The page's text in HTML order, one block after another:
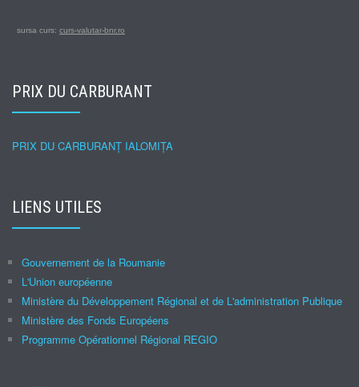
sursa curs: curs-valutar-bnr.ro
PRIX DU CARBURANT
PRIX DU CARBURANȚ IALOMIȚA
LIENS UTILES
Gouvernement de la Roumanie
L'Union européenne
Ministère du Développement Régional et de L'administration Publique
Ministère des Fonds Européens
Programme Opérationnel Régional REGIO